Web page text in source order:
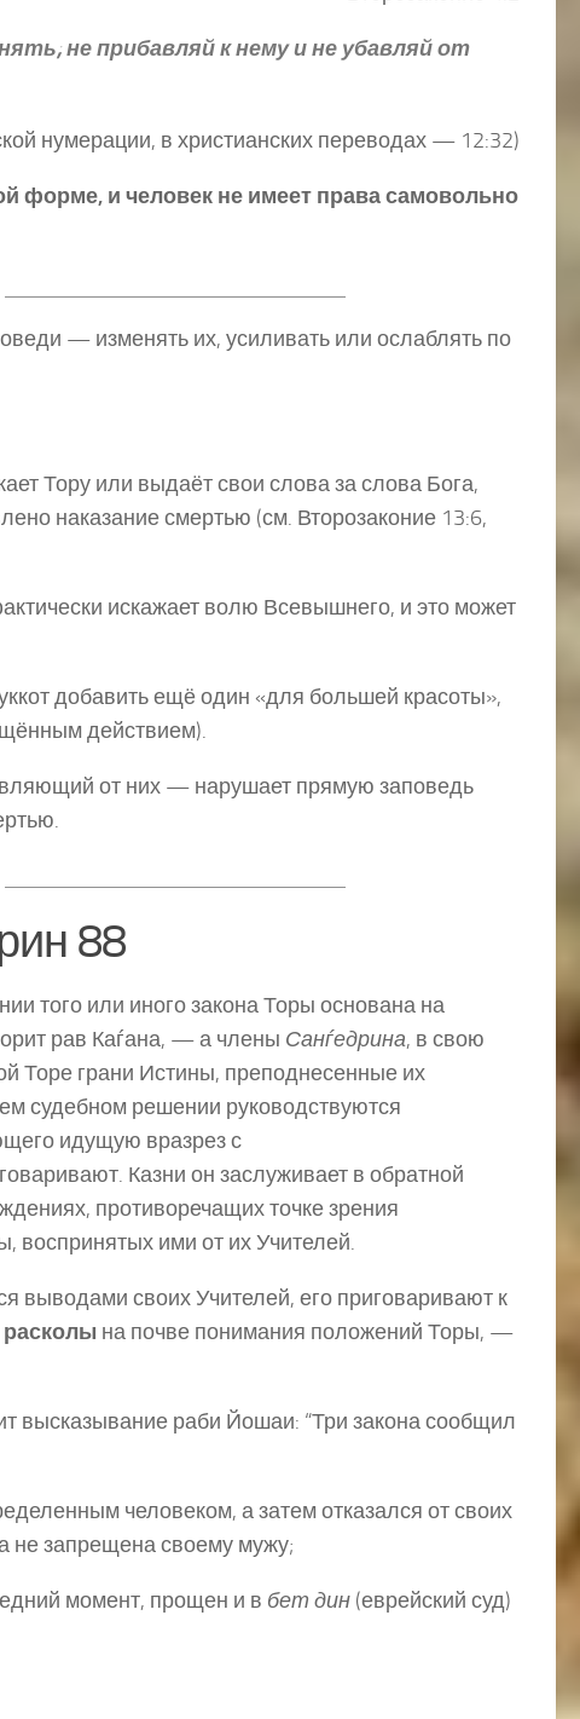
не прибавляй к нему и не убавляй от
нумерации, в христианских переводах — 12:32)
форме, и человек не имеет права самовольно
— изменять их, усиливать или ослаблять по
Тору или выдаёт свои слова за слова Бога,
наказание смертью (см. Второзаконие 13:6,
искажает волю Всевышнего, и это может
добавить ещё один «для большей красоты»,
действием).
от них — нарушает прямую заповедь
88
того или иного закона Торы основана на
рав Каѓана, — а члены Санѓедрина, в свою
Торе грани Истины, преподнесенные их
судебном решении руководствуются
идущую вразрез с
Казни он заслуживает в обратной
противоречащих точке зрения
воспринятых ими от их Учителей.
выводами своих Учителей, его приговаривают к
на почве понимания положений Торы, —
высказывание раби Йошаи: “Три закона сообщил
человеком, а затем отказался от своих
не запрещена своему мужу;
момент, прощен и в бет дин (еврейский суд)